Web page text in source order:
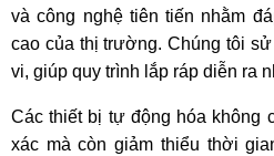
và công nghệ tiên tiến nhằm
cao của thị trường. Chúng tôi
vi, giúp quy trình lắp ráp diễn ra
Các thiết bị tự động hóa không
xác mà còn giảm thiểu thời